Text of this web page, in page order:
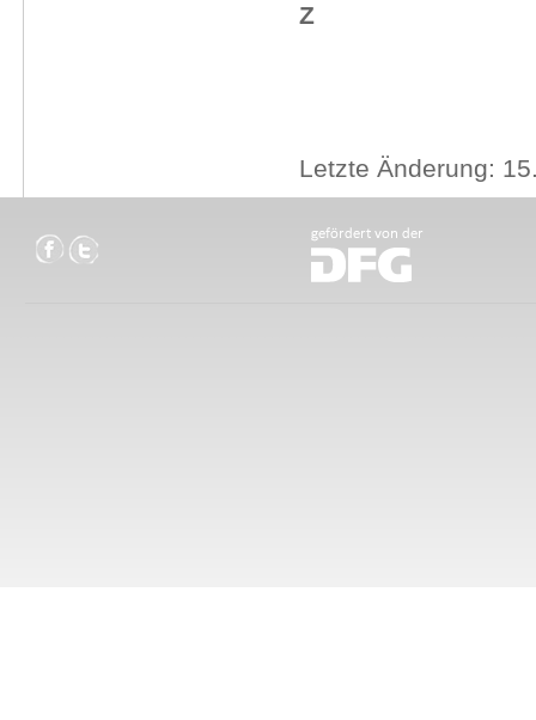
Z
Letzte Änderung: